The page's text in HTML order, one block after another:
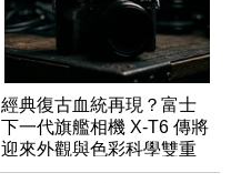
經典復古血統再現？富士
下一代旗艦相機 X-T6 傳將
迎來外觀與色彩科學雙重
優化